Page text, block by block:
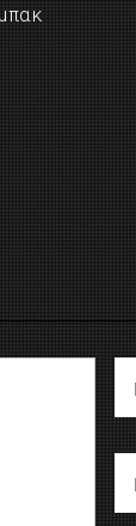
μπακ